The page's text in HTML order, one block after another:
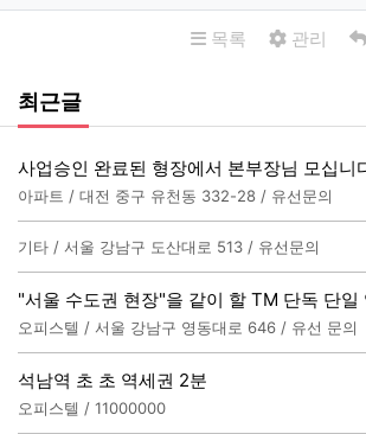
목록 관리
최근글
사업승인 완료된 형장에서 본부장님 모십니
아파트 / 대전 중구 유천동 332-28 / 유선문의
기타 / 서울 강남구 도산대로 513 / 유선문의
오피스텔 / 서울 강남구 영동대로 646 / 유선 문의
석남역 초 초 역세권 2분
오피스텔 / 11000000